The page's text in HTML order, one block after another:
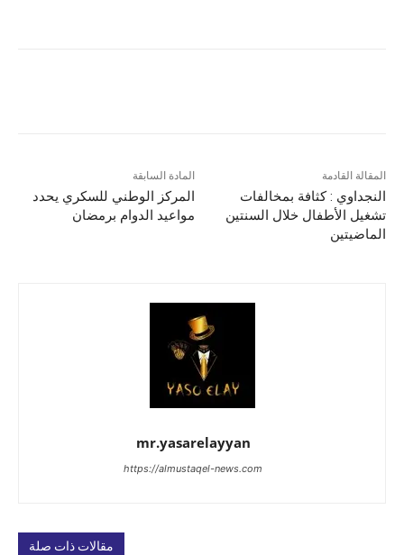
المادة السابقة
المركز الوطني للسكري يحدد
مواعيد الدوام برمضان
المقالة القادمة
النجداوي : كثافة بمخالفات
تشغيل الأطفال خلال السنتين
الماضيتين
mr.yasarelayyan
https://almustaqel-news.com
مقالات ذات صلة